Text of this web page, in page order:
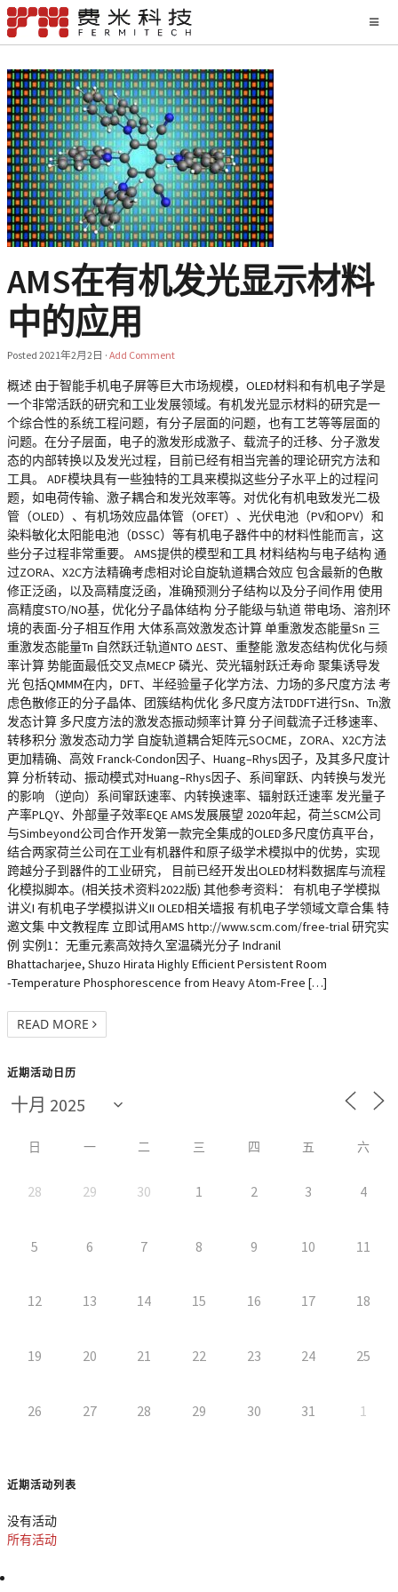
AMS在有机发光显示材料
中的应用
Posted 2021年2月2日 · Add Comment
概述 由于智能手机电子屏等巨大市场规模，OLED材料和有机电子学是
一个非常活跃的研究和工业发展领域。有机发光显示材料的研究是一
个综合性的系统工程问题，有分子层面的问题，也有工艺等等层面的
问题。在分子层面，电子的激发形成激子、载流子的迁移、分子激发
态的内部转换以及发光过程，目前已经有相当完善的理论研究方法和
工具。 ADF模块具有一些独特的工具来模拟这些分子水平上的过程问
题，如电荷传输、激子耦合和发光效率等。对优化有机电致发光二极
管（OLED）、有机场效应晶体管（OFET）、光伏电池（PV和OPV）和
染料敏化太阳能电池（DSSC）等有机电子器件中的材料性能而言，这
些分子过程非常重要。 AMS提供的模型和工具 材料结构与电子结构 通
过ZORA、X2C方法精确考虑相对论自旋轨道耦合效应 包含最新的色散
修正泛函，以及高精度泛函，准确预测分子结构以及分子间作用 使用
高精度STO/NO基，优化分子晶体结构 分子能级与轨道 带电场、溶剂环
境的表面-分子相互作用 大体系高效激发态计算 单重激发态能量Sn 三
重激发态能量Tn 自然跃迁轨道NTO ΔEST、重整能 激发态结构优化与频
率计算 势能面最低交叉点MECP 磷光、荧光辐射跃迁寿命 聚集诱导发
光 包括QMMM在内，DFT、半经验量子化学方法、力场的多尺度方法 考
虑色散修正的分子晶体、团簇结构优化 多尺度方法TDDFT进行Sn、Tn激
发态计算 多尺度方法的激发态振动频率计算 分子间载流子迁移速率、
转移积分 激发态动力学 自旋轨道耦合矩阵元SOCME，ZORA、X2C方法
更加精确、高效 Franck-Condon因子、Huang–Rhys因子，及其多尺度计
算 分析转动、振动模式对Huang–Rhys因子、系间窜跃、内转换与发光
的影响 （逆向）系间窜跃速率、内转换速率、辐射跃迁速率 发光量子
产率PLQY、外部量子效率EQE AMS发展展望 2020年起，荷兰SCM公司
与Simbeyond公司合作开发第一款完全集成的OLED多尺度仿真平台，
结合两家荷兰公司在工业有机器件和原子级学术模拟中的优势，实现
跨越分子到器件的工业研究， 目前已经开发出OLED材料数据库与流程
化模拟脚本。(相关技术资料2022版) 其他参考资料： 有机电子学模拟
讲义I 有机电子学模拟讲义II OLED相关墙报 有机电子学领域文章合集 特
邀文集 中文教程库 立即试用AMS http://www.scm.com/free-trial 研究实
例 实例1：无重元素高效持久室温磷光分子 Indranil
Bhattacharjee, Shuzo Hirata Highly Efficient Persistent Room
‐Temperature Phosphorescence from Heavy Atom‐Free […]
READ MORE
近期活动日历
日 一 二 三 四 五 六
28 29 30 1 2 3 4
5 6 7 8 9 10 11
12 13 14 15 16 17 18
19 20 21 22 23 24 25
26 27 28 29 30 31 1
近期活动列表
没有活动
所有活动